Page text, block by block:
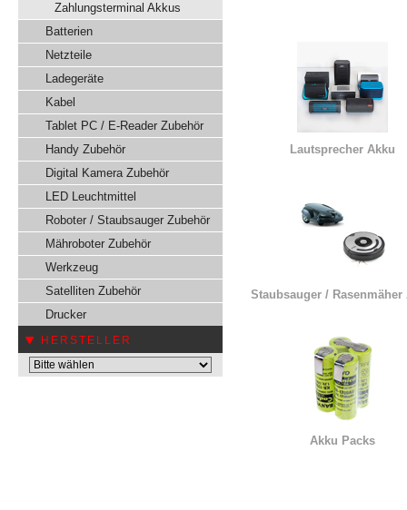
Zahlungsterminal Akkus
Batterien
Netzteile
Ladegeräte
Kabel
Tablet PC / E-Reader Zubehör
Handy Zubehör
Digital Kamera Zubehör
LED Leuchtmittel
Roboter / Staubsauger Zubehör
Mähroboter Zubehör
Werkzeug
Satelliten Zubehör
Drucker
HERSTELLER
Lautsprecher Akku
Staubsauger / Rasenmäher
Akku Packs